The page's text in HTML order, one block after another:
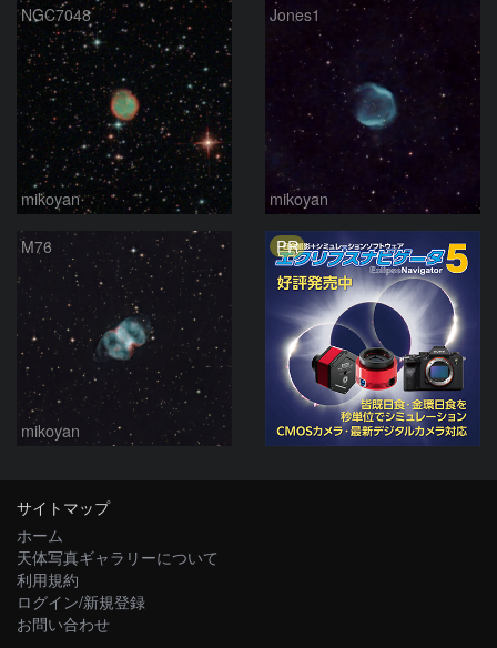
NGC7048
mikoyan
Jones1
mikoyan
M76
mikoyan
PR
サイトマップ
ホーム
天体写真ギャラリーについて
利用規約
ログイン/新規登録
お問い合わせ